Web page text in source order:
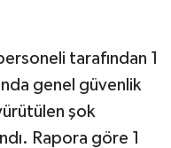
tarafından 1
genel güvenlik
şok
Rapora göre 1